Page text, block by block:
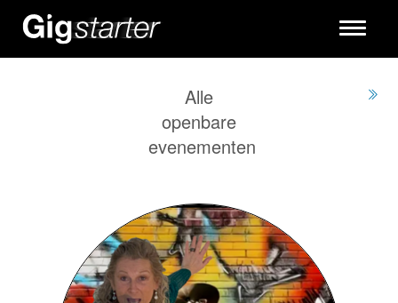
Toggle
Alle
openbare
evenementen